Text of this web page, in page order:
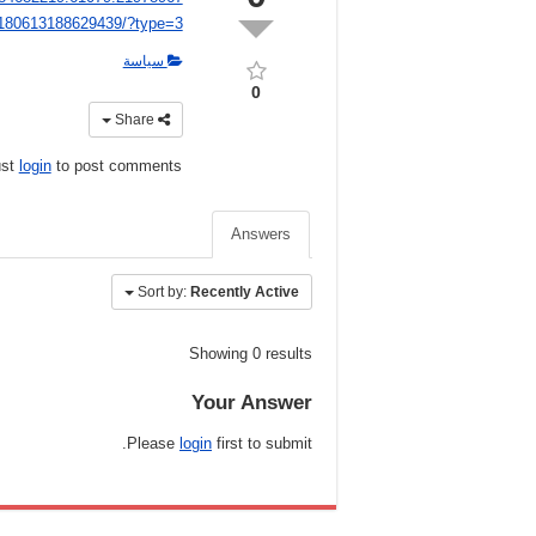
0
?type=3
سياسة
loginto post comments
Answers
Sort by: Recently Active
Showing 0 results
Your Answer
Please login first to submit.